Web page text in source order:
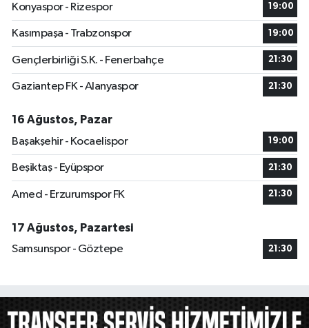
Konyaspor - Rizespor
19:00
Kasımpaşa - Trabzonspor 19:00
Gençlerbirliği S.K. - Fenerbahçe 21:30
Gaziantep FK - Alanyaspor 21:30
16 Ağustos, Pazar
Başakşehir - Kocaelispor
19:00
Beşiktaş - Eyüpspor 21:30
Amed - Erzurumspor FK 21:30
17 Ağustos, Pazartesi
Samsunspor - Göztepe
21:30